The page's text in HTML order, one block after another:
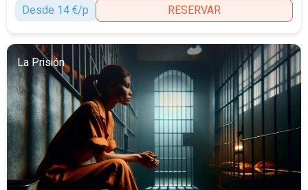
Desde 14 €/p
RESERVAR
La Prisión